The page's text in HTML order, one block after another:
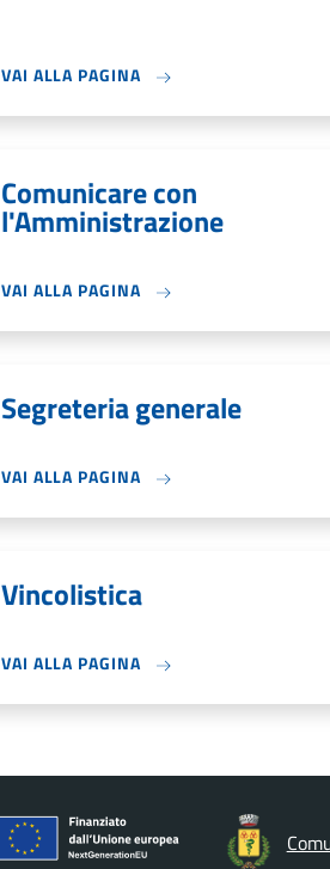
VAI ALLA PAGINA
Comunicare con
l'Amministrazione
VAI ALLA PAGINA
Segreteria generale
VAI ALLA PAGINA
Vincolistica
VAI ALLA PAGINA